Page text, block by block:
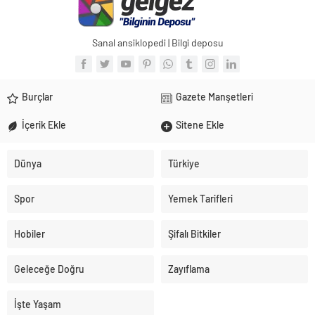
Sanal ansiklopedi | Bilgi deposu
Burçlar Gazete Manşetleri
İçerik Ekle Sitene Ekle
Dünya Türkiye
Spor Yemek Tarifleri
Hobiler Şifalı Bitkiler
Geleceğe Doğru Zayıflama
İşte Yaşam